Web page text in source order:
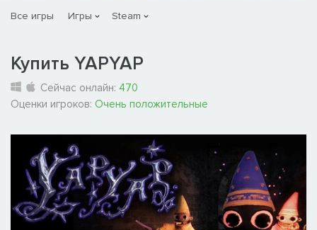
Все игры Игры Steam
Купить YAPYAP
Сейчас онлайн: 470
Оценки игроков: Очень положительные